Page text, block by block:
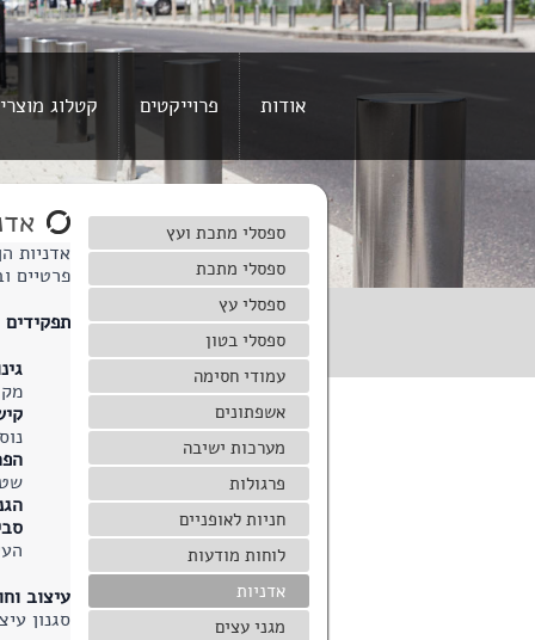
אודות פרוייקטים קטלוג
ספסלי מתכת ועץ
ספסלי מתכת
ספסלי עץ
ספסלי בטון
עמודי חסימה
אשפתונים
מערכות ישיבה
פרגולות
חניות לאופניים
לוחות מודעות
אדניות
מגני עצים
אדניות
פרטיים
עיצוב
סגנון